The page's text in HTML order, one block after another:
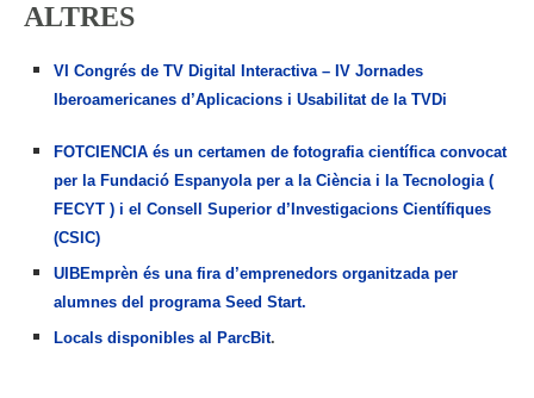
ALTRES
VI Congrés de TV Digital Interactiva – IV Jornades
Iberoamericanes d’Aplicacions i Usabilitat de la TVDi
FOTCIENCIA és un certamen de fotografia científica convocat
per la Fundació Espanyola per a la Ciència i la Tecnologia (
FECYT ) i el Consell Superior d’Investigacions Científiques
(CSIC)
UIBEmprèn és una fira d’emprenedors organitzada per
alumnes del programa Seed Start.
Locals disponibles al ParcBit.